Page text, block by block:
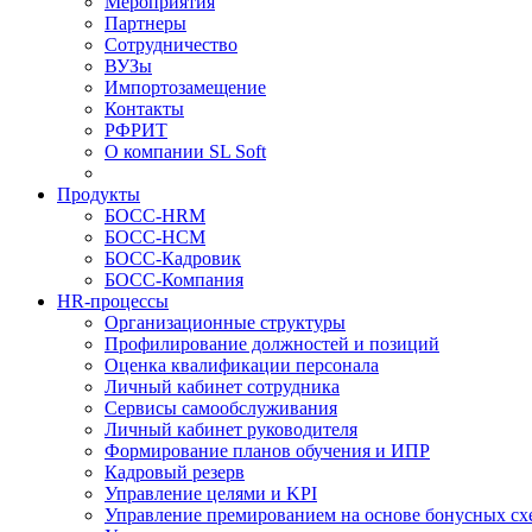
Партнеры
Сотрудничество
ВУЗы
Импортозамещение
Контакты
РФРИТ
О компании SL Soft
Продукты
БОСС-HRM
БОСС-HCM
БОСС-Кадровик
БОСС-Компания
HR-процессы
Организационные структуры
Профилирование должностей и позиций
Оценка квалификации персонала
Личный кабинет сотрудника
Сервисы самообслуживания
Личный кабинет руководителя
Формирование планов обучения и ИПР
Кадровый резерв
Управление целями и KPI
Управление премированием на основе бонусных